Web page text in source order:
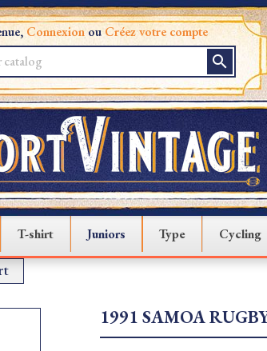
ConnexionouCréez votre compte
search
T-shirt Juniors Type Cycling
1991 SAMOA